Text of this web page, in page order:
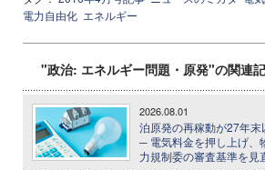
電力自由化 エネルギー
"政治: エネルギー問題・原発"の関連
2026.08.01
泊原発の再稼動が27年
─ 電気料金を押し上げ、
力規制委の審査基準を見